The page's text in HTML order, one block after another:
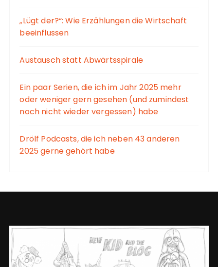
„Lügt der?“: Wie Erzählungen die Wirtschaft
beeinflussen
Austausch statt Abwärtsspirale
Ein paar Serien, die ich im Jahr 2025 mehr
oder weniger gern gesehen (und zumindest
noch nicht wieder vergessen) habe
Drölf Podcasts, die ich neben 43 anderen
2025 gerne gehört habe